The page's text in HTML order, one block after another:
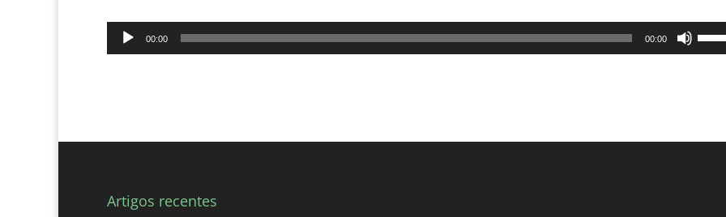
Reprodutor
00:00 00:00
ou
Artigos recentes